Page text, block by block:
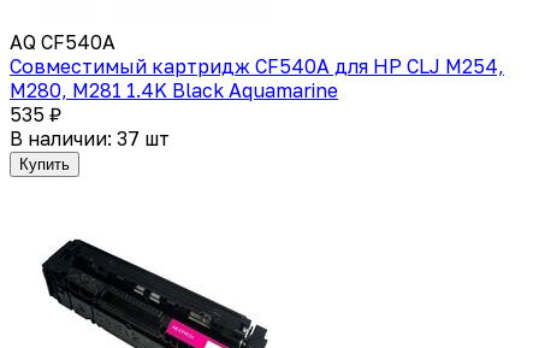
AQ CF540A
Совместимый картридж CF540A для HP СLJ M254,
M280, M281 1.4K Black Aquamarine
535 ₽
В наличии: 37 шт
Купить